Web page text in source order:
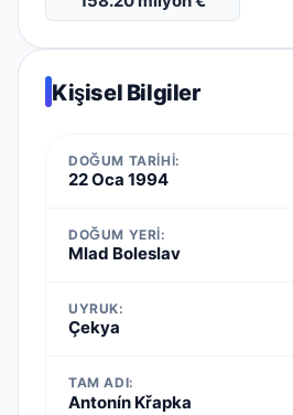
Kişisel Bilgiler
DOĞUM TARIHI:
22 Oca 1994
DOĞUM YERI:
Mlad Boleslav
UYRUK:
Çekya
TAM ADI:
Antonín Křapka